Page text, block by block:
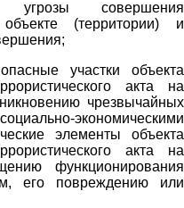
совершения
(территории) и
участки объекта
акта на
чрезвычайных
экономическими
элементы объекта
акта на
функционирования
его повреждению или